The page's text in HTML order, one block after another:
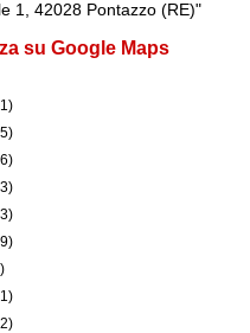
1, 42028 Pontazzo (RE)"
su Google Maps